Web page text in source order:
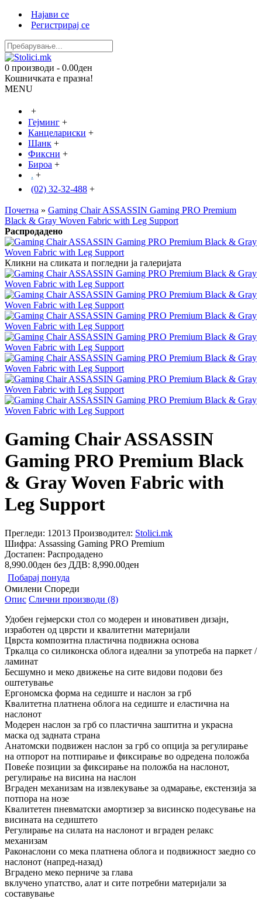
Најави се
Регистрирај се
0 производи - 0.00ден
Кошничката е празна!
MENU
+
Гејминг +
Канцелариски +
Шанк +
Фиксни +
Бироа +
. +
(02) 32-32-488 +
Почетна » Gaming Chair ASSASSIN Gaming PRO Premium
Black & Gray Woven Fabric with Leg Support
Распродадено
Кликни на сликата и погледни ја галеријата
Gaming Chair ASSASSIN
Gaming PRO Premium Black
& Gray Woven Fabric with
Leg Support
Прегледи: 12013 Производител: Stolici.mk
Шифра: Assassing Gaming PRO Premium
Достапен: Распродадено
8,990.00ден без ДДВ: 8,990.00ден
Побарај понуда
Омилени Спореди
Опис Слични производи (8)
Удобен гејмерски стол со модерен и иновативен дизајн,
изработен од цврсти и квалитетни материјали
Цврста композитна пластична подвижна основа
Tркалца со силиконска облога идеални за употреба на паркет /
ламинат
Бесшумно и меко движење на сите видови подови без
оштетување
Ергономска форма на седиште и наслон за грб
Квалитетна платнена облога на седиште и еластична на
наслонот
Модерен наслон за грб со пластична заштитна и украсна
маска од задната страна
Анатомски подвижен наслон за грб со опција за регулирање
на отпорот на потпирање и фиксирање во одредена положба
Повеќе позиции за фиксирање на положба на наслонот,
регулирање на висина на наслон
Вграден механизам на извлекување за одмарање, екстензија за
потпора на нозе
Квалитетен пневматски амортизер за висинско подесување на
висината на седиштето
Регулирање на силата на наслонот и вграден релакс
механизам
Раконаслони со мека платнена облога и подвижност заедно со
наслонот (напред-назад)
Вградено меко перниче за глава
вклучено упатство, алат и сите потребни материјали за
составување